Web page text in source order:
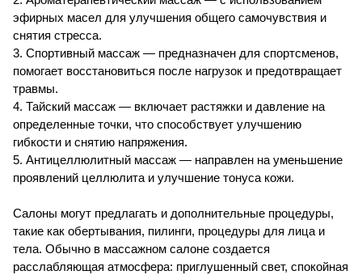
эфирных масел для улучшения общего самочувствия и
снятия стресса.
3. Спортивный массаж — предназначен для спортсменов,
помогает восстановиться после нагрузок и предотвращает
травмы.
4. Тайский массаж — включает растяжки и давление на
определенные точки, что способствует улучшению
гибкости и снятию напряжения.
5. Антицеллюлитный массаж — направлен на уменьшение
проявлений целлюлита и улучшение тонуса кожи.
Салоны могут предлагать и дополнительные процедуры,
такие как обертывания, пилинги, процедуры для лица и
тела. Обычно в массажном салоне создается
расслабляющая атмосфера: приглушенный свет, спокойная